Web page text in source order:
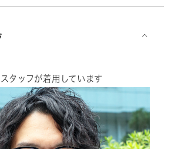
⌵
タッフが着用しています